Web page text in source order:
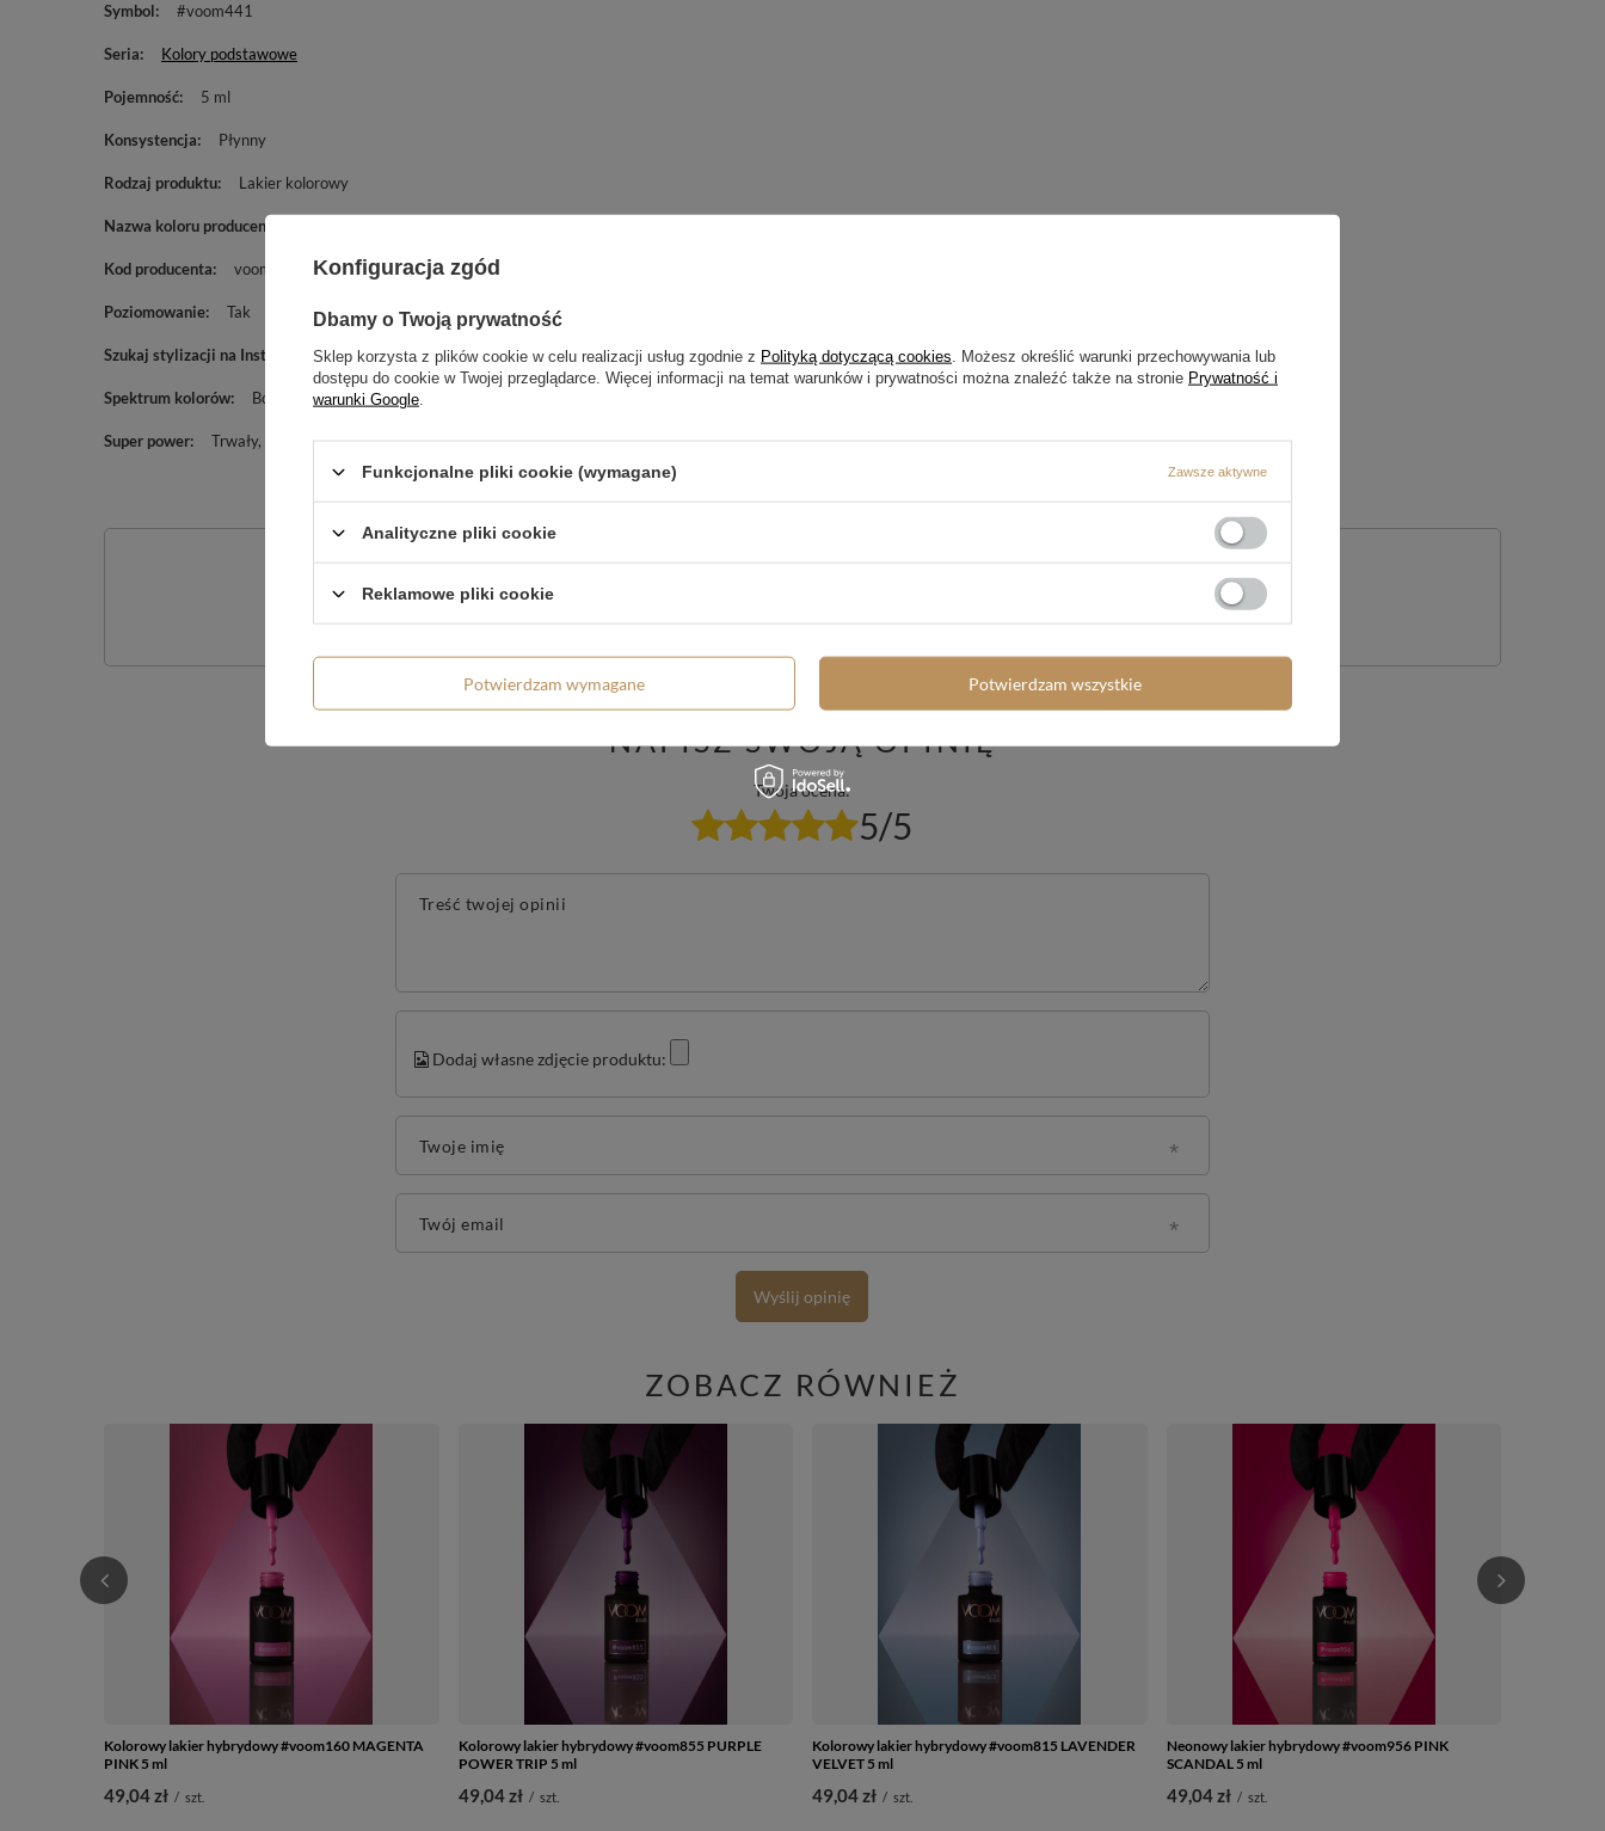
Symbol #voom441
Seria Kolory podstawowe
Pojemność 5 ml
Konsystencja Płynny
Rodzaj produktu Lakier kolorowy
Nazwa koloru producenta
Kod producenta voom441
Poziomowanie Tak
Szukaj stylizacji na Insta lub w Google: #voom441
Spektrum kolorów Bordo Burgundowy
Super power Trwały Odżywcza formuła
Zadaj pytanie a my odpowiemy niezwłocznie, najciekawsze pytania i odpowiedzi
NAPISZ SWOJĄ OPINIĘ
Twoja ocena:
5/5
Treść twojej opinii
Dodaj własne zdjęcie produktu:
Twoje imię
Twój email
Wyślij opinię
ZOBACZ RÓWNIEŻ
Kolorowy lakier hybrydowy #voom160 MAGENTA
PINK 5 ml
49,04 zł / szt.
Kolorowy lakier hybrydowy #voom855 PURPLE
POWER TRIP 5 ml
49,04 zł / szt.
Kolorowy lakier hybrydowy #voom815 LAVENDER
VELVET 5 ml
49,04 zł / szt.
Neonowy lakier hybrydowy #voom956 PINK
SCANDAL 5 ml
49,04 zł / szt.
Konfiguracja zgód
Dbamy o Twoją prywatność
Sklep korzysta z plików cookie w celu realizacji usług zgodnie z Polityką dotyczącą cookies . Możesz określić warunki przechowywania lub
dostępu do cookie w Twojej przeglądarce. Więcej informacji na temat warunków i prywatności można znaleźć także na stronie Prywatność i
warunki Google
Funkcjonalne pliki cookie (wymagane) Zawsze aktywne
Analityczne pliki cookie
Reklamowe pliki cookie
Potwierdzam wymagane Potwierdzam wszystkie